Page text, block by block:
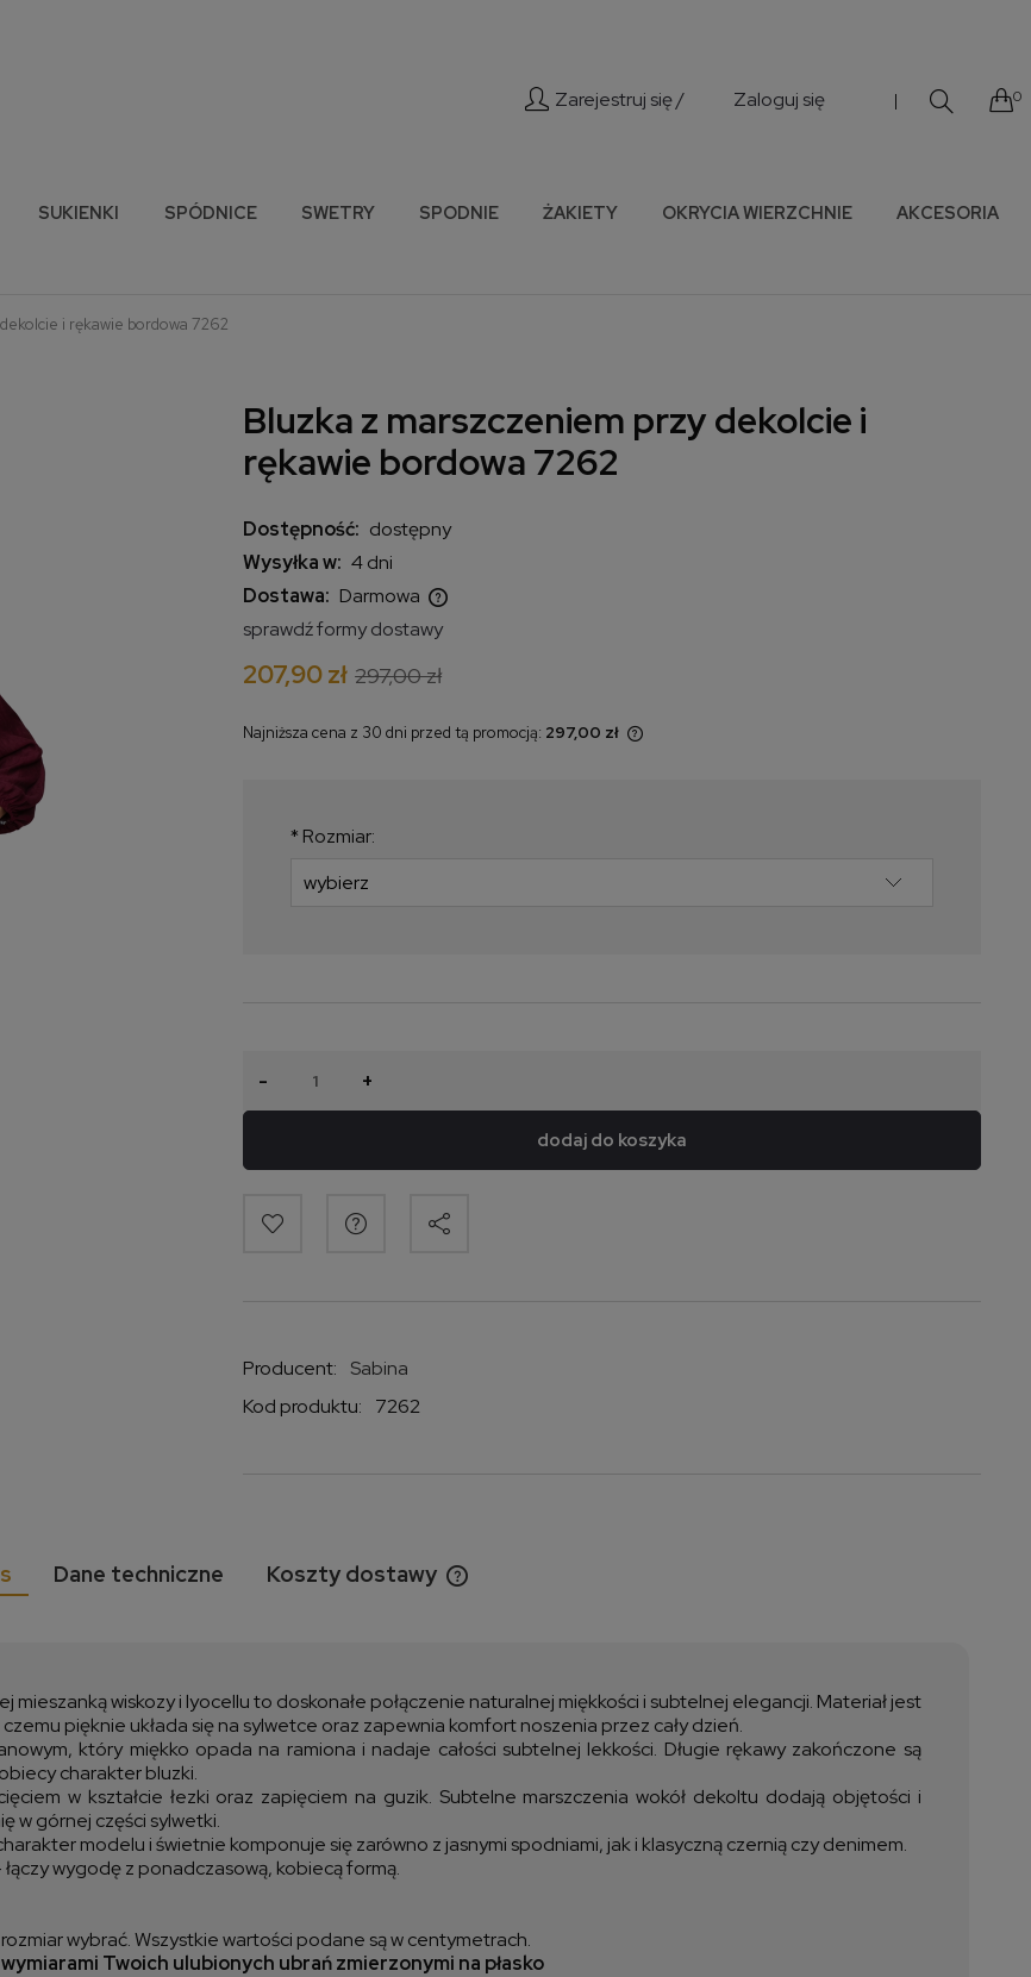
Zarejestruj się / Zaloguj się | 0
SUKIENKI SPÓDNICE SWETRY SPODNIE ŻAKIETY OKRYCIA WIERZCHNIE
AKCESORIA
i rękawie bordowa 7262
Bluzka z marszczeniem przy dekolcie i
rękawie bordowa 7262
Dostępność: dostępny
Wysyłka w: 4 dni
Dostawa: Darmowa
kosztów płatności
sprawdź formy dostawy
207,90 zł 297,00 zł
Najniższa cena z 30 dni przed tą promocją: 297,00 zł
najniższa cena od momentu, kiedy
* Rozmiar:
- +
dodaj do koszyka
Producent:
Sabina
Kod produktu:
7262
Dane techniczne Koszty dostawy
wiskozy i lyocellu to doskonałe połączenie naturalnej miękkości i subtelnej elegancji. Materiał jest
pięknie układa się na sylwetce oraz zapewnia komfort noszenia przez cały dzień.
który miękko opada na ramiona i nadaje całości subtelnej lekkości. Długie rękawy zakończone są
charakter bluzki.
w kształcie łezki oraz zapięciem na guzik. Subtelne marszczenia wokół dekoltu dodają objętości i
w górnej części sylwetki.
modelu i świetnie komponuje się zarówno z jasnymi spodniami, jak i klasyczną czernią czy denimem.
wygodę z ponadczasową, kobiecą formą.
wybrać. Wszystkie wartości podane są w centymetrach.
Twoich ulubionych ubrań zmierzonymi na płasko